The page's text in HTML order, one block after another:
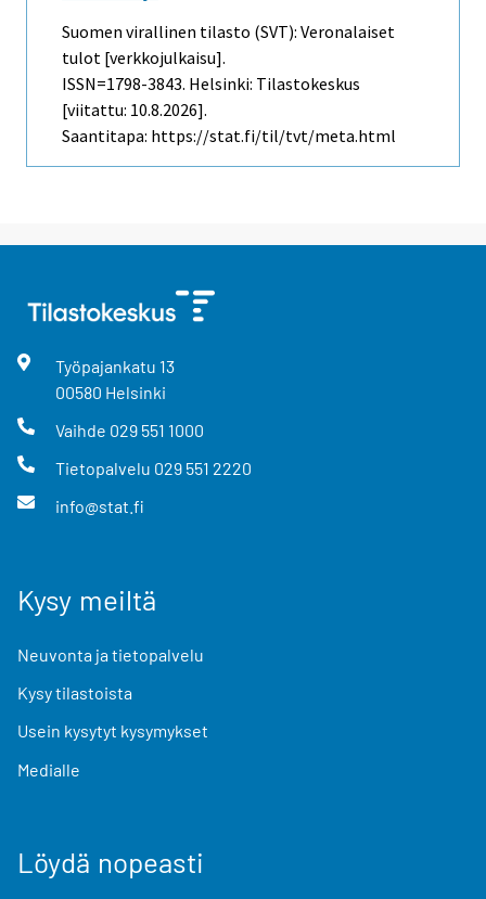
Suomen virallinen tilasto (SVT): Veronalaiset
tulot [verkkojulkaisu].
ISSN=1798-3843. Helsinki: Tilastokeskus
[viitattu: 10.8.2026].
Saantitapa: https://stat.fi/til/tvt/meta.html
Työpajankatu 13
00580 Helsinki
Vaihde 029 551 1000
Tietopalvelu 029 551 2220
info@stat.fi
Kysy meiltä
Neuvonta ja tietopalvelu
Kysy tilastoista
Usein kysytyt kysymykset
Medialle
Löydä nopeasti